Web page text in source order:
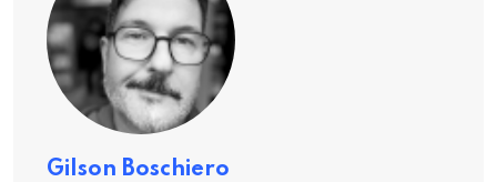
Gilson Boschiero